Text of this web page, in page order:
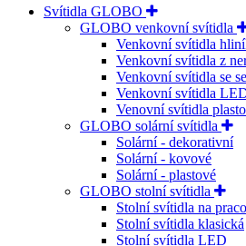
Svítidla GLOBO
GLOBO venkovní svítidla
Venkovní svítidla
Venkovní svítidla z
Venkovní svítidla se
Venkovní svítidla
Venovní svítidla
GLOBO solární svítidla
Solární - dekorativní
Solární - kovové
Solární - plastové
GLOBO stolní svítidla
Stolní svítidla na
Stolní svítidla klasická
Stolní svítidla LED